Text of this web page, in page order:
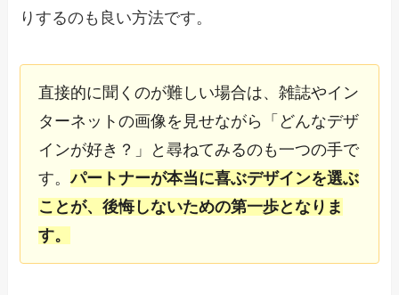
りするのも良い方法です。
直接的に聞くのが難しい場合は、雑誌やイン
ターネットの画像を見せながら「どんなデザ
インが好き？」と尋ねてみるのも一つの手で
す。パートナーが本当に喜ぶデザインを選ぶ
ことが、後悔しないための第一歩となりま
す。